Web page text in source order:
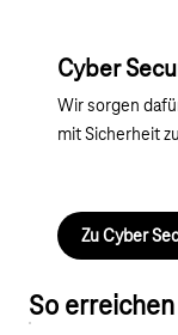
Cyber
Wir sorgen
mit Sicherheit
Zu Cyber
So